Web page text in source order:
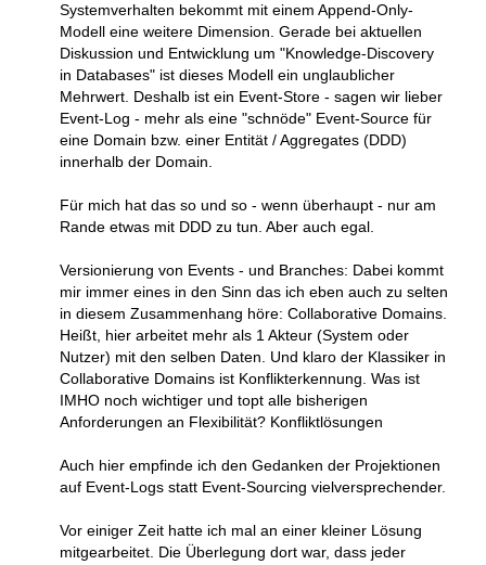
Systemverhalten bekommt mit einem Append-Only-
Modell eine weitere Dimension. Gerade bei aktuellen
Diskussion und Entwicklung um "Knowledge-Discovery
in Databases" ist dieses Modell ein unglaublicher
Mehrwert. Deshalb ist ein Event-Store - sagen wir lieber
Event-Log - mehr als eine "schnöde" Event-Source für
eine Domain bzw. einer Entität / Aggregates (DDD)
innerhalb der Domain.
Für mich hat das so und so - wenn überhaupt - nur am
Rande etwas mit DDD zu tun. Aber auch egal.
Versionierung von Events - und Branches: Dabei kommt
mir immer eines in den Sinn das ich eben auch zu selten
in diesem Zusammenhang höre: Collaborative Domains.
Heißt, hier arbeitet mehr als 1 Akteur (System oder
Nutzer) mit den selben Daten. Und klaro der Klassiker in
Collaborative Domains ist Konflikterkennung. Was ist
IMHO noch wichtiger und topt alle bisherigen
Anforderungen an Flexibilität? Konfliktlösungen
Auch hier empfinde ich den Gedanken der Projektionen
auf Event-Logs statt Event-Sourcing vielversprechender.
Vor einiger Zeit hatte ich mal an einer kleiner Lösung
mitgearbeitet. Die Überlegung dort war, dass jeder